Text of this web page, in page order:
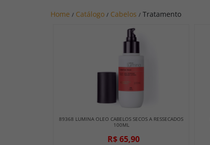
Home / Catálogo / Cabelos / Tratamento
89368 LUMINA OLEO CABELOS SECOS A RESSECADOS
100ML
R$ 65,90